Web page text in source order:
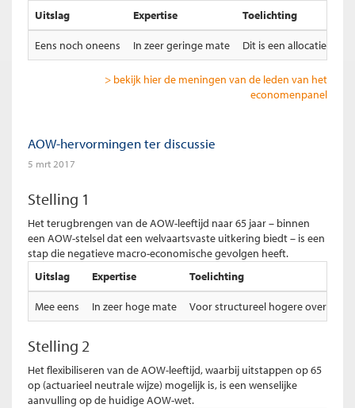
Uitslag
Expertise Toelichting
Eens noch oneens In zeer geringe mate Dit is een
> bekijk hier de meningen van de leden van het
economenpanel
AOW-hervormingen ter discussie
5 mrt 2017
Stelling 1
Het terugbrengen van de AOW-leeftijd naar 65 jaar – binnen
een AOW-stelsel dat een welvaartsvaste uitkering biedt – is een
stap die negatieve macro-economische gevolgen heeft.
Uitslag
Expertise Toelichting
Mee eens In zeer hoge mate Voor structureel hogere
Stelling 2
Het flexibiliseren van de AOW-leeftijd, waarbij uitstappen op 65
op (actuarieel neutrale wijze) mogelijk is, is een wenselijke
aanvulling op de huidige AOW-wet.